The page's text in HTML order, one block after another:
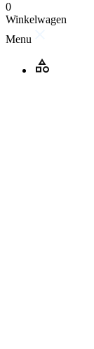
0
Winkelwagen
Menu